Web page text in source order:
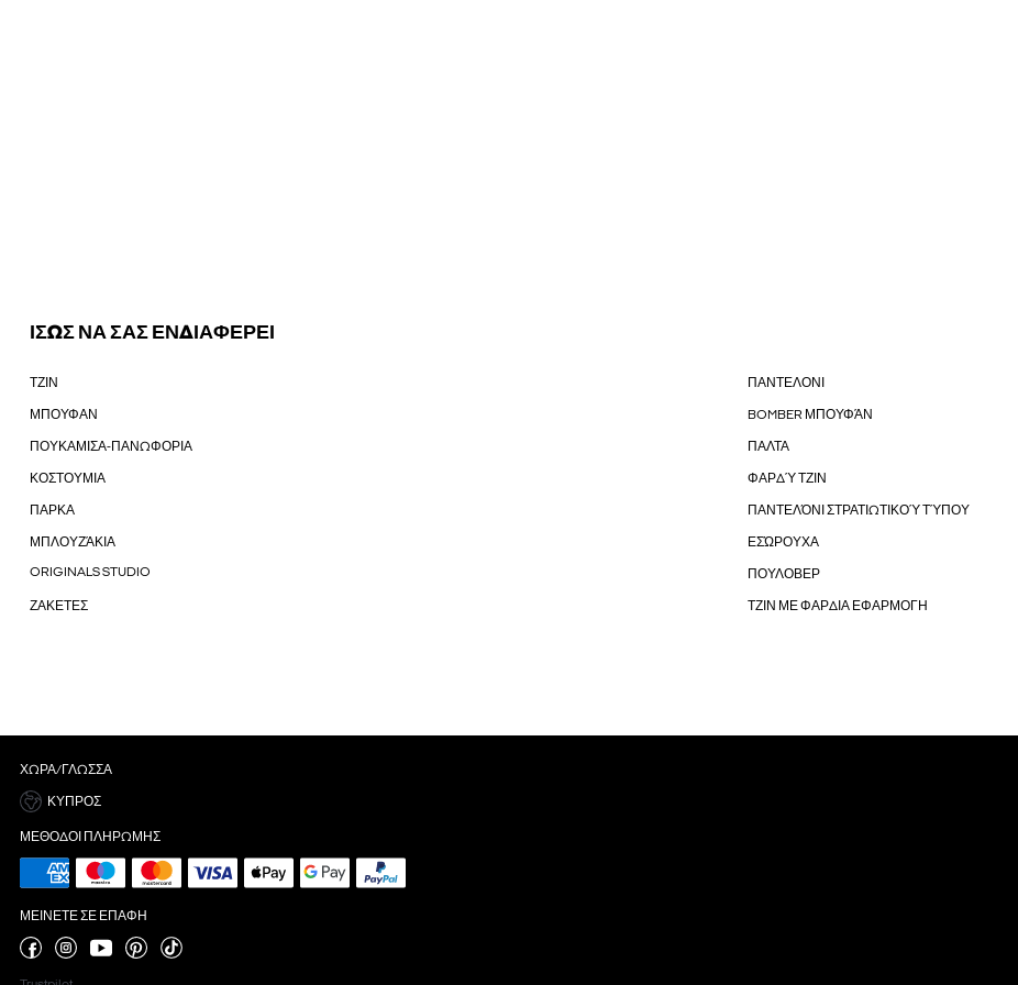
ΙΣΩΣ ΝΑ ΣΑΣ ΕΝΔΙΑΦΕΡΕΙ
ΤΖΙΝ ΠΑΝΤΕΛΟΝΙ
ΜΠΟΥΦΑΝ BOMBER ΜΠΟΥΦΆΝ
ΠΟΥΚΑΜΙΣΑ-ΠΑΝΩΦΟΡΙΑ ΠΑΛΤΑ
ΚΟΣΤΟΥΜΙΑ ΦΑΡΔΎ ΤΖΙΝ
ΠΑΡΚΑ ΠΑΝΤΕΛΌΝΙ ΣΤΡΑΤΙΩΤΙΚΟΎ ΤΎΠΟΥ
ΜΠΛΟΥΖΆΚΙΑ ΕΣΏΡΟΥΧΑ
ORIGINALS STUDIO ΠΟΥΛΟΒΕΡ
ΖΑΚΕΤΕΣ ΤΖΙΝ ΜΕ ΦΑΡΔΙΑ ΕΦΑΡΜΟΓΗ
ΧΏΡΑ/ΓΛΏΣΣΑ
ΚΎΠΡΟΣ
ΜΈΘΟΔΟΙ ΠΛΗΡΩΜΉΣ
ΜΕΊΝΕΤΕ ΣΕ ΕΠΑΦΉ